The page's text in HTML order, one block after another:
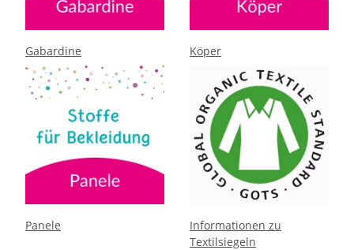
Gabardine Köper
Panele
Informationen zu
Textilsiegeln